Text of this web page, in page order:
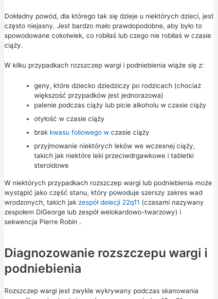
Dokładny powód, dla którego tak się dzieje u niektórych dzieci, jest
często niejasny. Jest bardzo mało prawdopodobne, aby było to
spowodowane cokolwiek, co robiłaś lub czego nie robiłaś w czasie
ciąży.
W kilku przypadkach rozszczep wargi i podniebienia wiąże się z:
geny, które dziecko dziedziczy po rodzicach (chociaż
większość przypadków jest jednorazowa)
palenie podczas ciąży lub picie alkoholu w czasie ciąży
otyłość wczasie ciąży
brak kwasu foliowego wczasie ciąży
przyjmowanie niektórych leków we wczesnej ciąży,
takich jak niektóre leki przeciwdrgawkowe i tabletki
steroidowe
W niektórych przypadkach rozszczep wargi lub podniebienia może
wystąpić jako część stanu, który powoduje szerszy zakres wad
wrodzonych, takich jak zespół delecji 22q11 (czasami nazywany
zespołem DiGeorge lub zespół welokardowo-twarzowy) i
sekwencja Pierre Robin .
Diagnozowanie rozszczepu wargi i
podniebienia
Rozszczep wargi jest zwykle wykrywany podczas skanowania